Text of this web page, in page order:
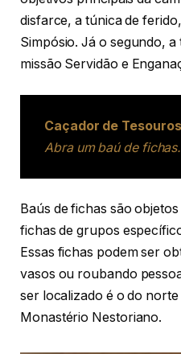
disfarce, a túnica de
Simpósio. Já o segundo,
missão Servidão e
Caçador de
Abra um baú de fichas.
Baús de fichas são
fichas de grupos
Essas fichas podem ser
vasos ou roubando
ser localizado é o do
Monastério Nestoriano.